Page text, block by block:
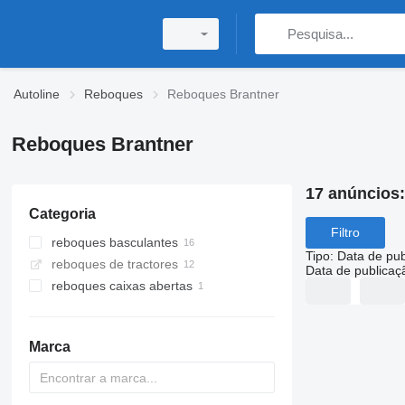
Autoline Reboques Reboques Brantner
Reboques Brantner
Categoria
reboques basculantes
reboques de tractores
reboques caixas abertas
Marca
17 anúncios:
Filtro
Tipo: Data de
Data de